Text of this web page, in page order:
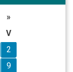
»
V
2
9